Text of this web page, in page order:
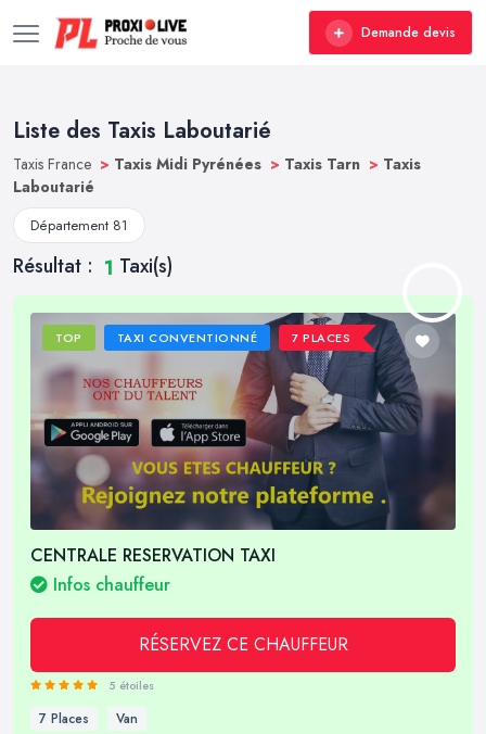
Demande devis
Liste des Taxis Laboutarié
Taxis France > Taxis Midi Pyrénées > Taxis Tarn > Taxis
Laboutarié
Département 81
Résultat : 1 Taxi(s)
TOP TAXI CONVENTIONNÉ 7 PLACES
CENTRALE RESERVATION TAXI
Infos chauffeur
RÉSERVEZ CE CHAUFFEUR
5 étoiles
7 Places Van